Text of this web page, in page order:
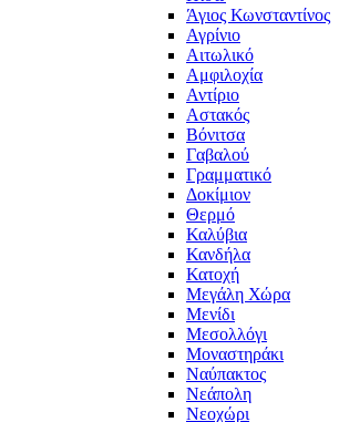
Άγιος Κωνσταντίνος
Αγρίνιο
Αιτωλικό
Αμφιλοχία
Αντίριο
Αστακός
Βόνιτσα
Γαβαλού
Γραμματικό
Δοκίμιον
Θερμό
Καλύβια
Κανδήλα
Κατοχή
Μεγάλη Χώρα
Μενίδι
Μεσολλόγι
Μοναστηράκι
Ναύπακτος
Νεάπολη
Νεοχώρι